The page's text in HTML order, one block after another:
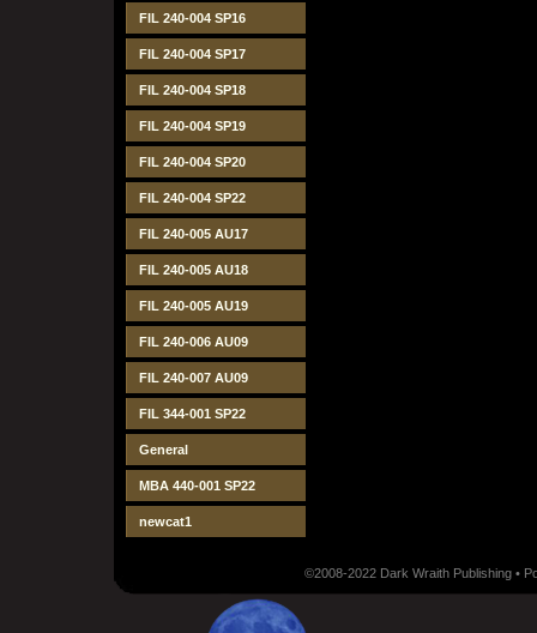
FIL 240-004 SP16
FIL 240-004 SP17
FIL 240-004 SP18
FIL 240-004 SP19
FIL 240-004 SP20
FIL 240-004 SP22
FIL 240-005 AU17
FIL 240-005 AU18
FIL 240-005 AU19
FIL 240-006 AU09
FIL 240-007 AU09
FIL 344-001 SP22
General
MBA 440-001 SP22
newcat1
©2008-2022 Dark Wraith Publishing •